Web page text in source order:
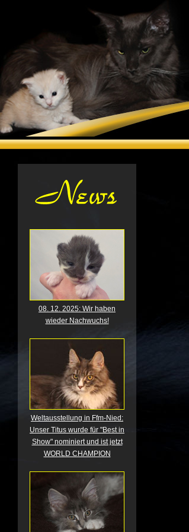
08. 12. 2025: Wir haben
wieder Nachwuchs!
Weltausstellung in Ffm-Nied:
Unser Titus wurde für "Best in
Show" nominiert und ist jetzt
WORLD CHAMPION